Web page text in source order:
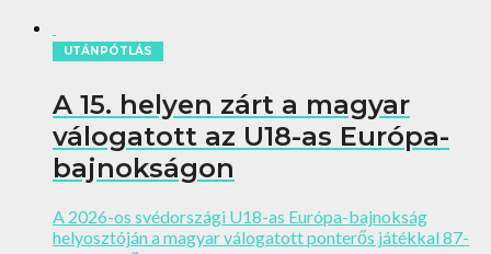
UTÁNPÓTLÁS
A 15. helyen zárt a magyar
válogatott az U18-as Európa-
bajnokságon
A 2026-os svédországi U18-as Európa-bajnokság
helyosztóján a magyar válogatott ponterős játékkal 87-